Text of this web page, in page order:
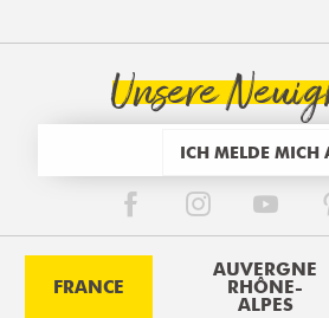
Unsere
ICH MELDE MICH
FRANCE
AUVERGNE
RHÔNE-
ALPES